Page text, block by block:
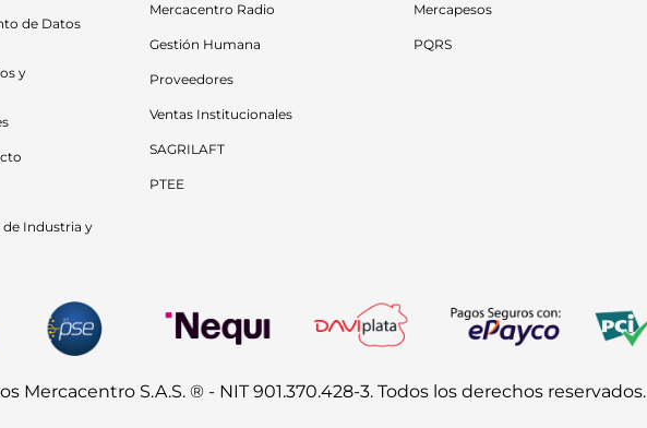
de Datos
y
Industria y
Mercacentro Radio
Gestión Humana
Proveedores
Ventas Institucionales
SAGRILAFT
PTEE
Mercapesos
PQRS
Mercacentro S.A.S. ® - NIT 901.370.428-3. Todos los derechos reservados.